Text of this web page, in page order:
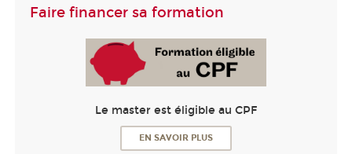
Faire financer sa formation
Le master est éligible au CPF
EN SAVOIR PLUS